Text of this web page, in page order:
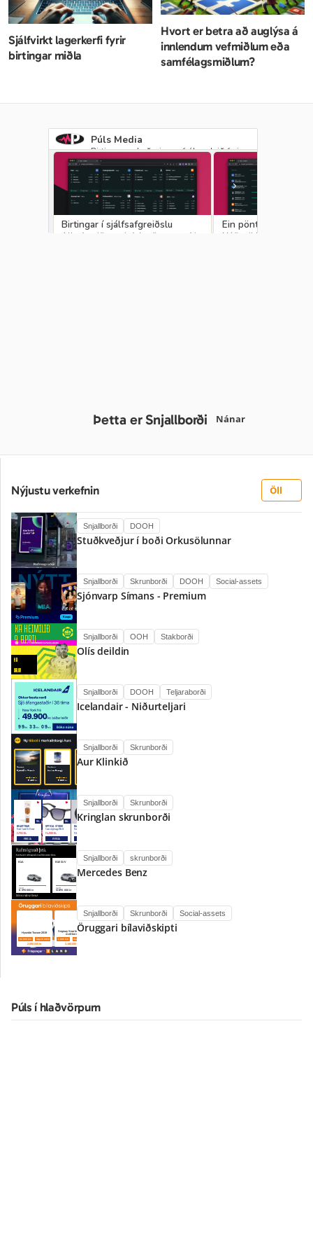
Sjálfvirkt lagerkerfi fyrir
birtingar miðla
Hvort er betra að auglýsa á
innlendum vefmiðlum eða
samfélagsmiðlum?
Þetta er Snjallborði Nánar
Púls í hlaðvörpum
Nýjustu verkefnin Öll
Stuðkveðjur í boði Orkusölunnar
Snjallborði DOOH
Sjónvarp Símans - Premium
Snjallborði Skrunborði DOOH Social-assets
Olís deildin
Snjallborði OOH Stakborði
Icelandair - Niðurteljari
Snjallborði DOOH Teljaraborði
Aur Klinkið
Snjallborði Skrunborði
Kringlan skrunborði
Snjallborði Skrunborði
Mercedes Benz
Snjallborði skrunborði
Öruggari bílaviðskipti
Snjallborði Skrunborði Social-assets